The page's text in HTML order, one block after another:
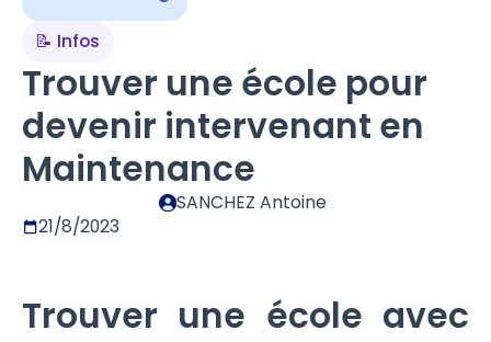
📝 Infos
Trouver une école pour
devenir intervenant en
Maintenance
SANCHEZ Antoine
21/8/2023
Trouver une école avec